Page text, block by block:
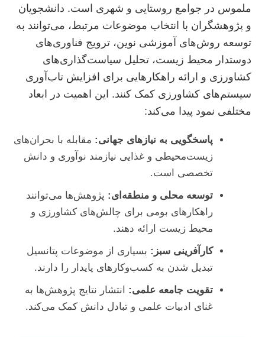
ملموس در جوامع روستایی و شهری است. دانشجویان
و پژوهشگران با انتخاب موضوعات مرتبط، می‌توانند به
توسعه روش‌های آموزشی نوین، ترویج فناوری‌های
دوستدار محیط زیست، تحلیل سیاست‌گذاری‌های
کشاورزی و ارائه راهکارهایی برای افزایش تاب‌آوری
سیستم‌های کشاورزی کمک کنند. این اهمیت در ابعاد
مختلفی نمود پیدا می‌کند:
پاسخگویی به نیازهای جهانی: مقابله با بحران‌های
زیست‌محیطی و غذایی نیازمند نوآوری و دانش
تخصصی است.
توسعه محلی و منطقه‌ای: پژوهش‌ها می‌توانند
راهکارهای بومی برای چالش‌های کشاورزی و
محیط زیست ارائه دهند.
کارآفرینی سبز: بسیاری از موضوعات پتانسیل
تبدیل شدن به کسب‌وکارهای پایدار را دارند.
تقویت جامعه علمی: انتشار نتایج پژوهش‌ها به
غنای ادبیات علمی و تبادل دانش کمک می‌کند.